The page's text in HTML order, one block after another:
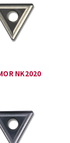
NK2020